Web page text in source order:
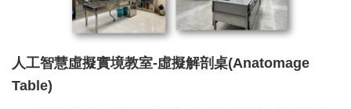
人工智慧虛擬實境教室-虛擬解剖桌(Anatomage
Table)